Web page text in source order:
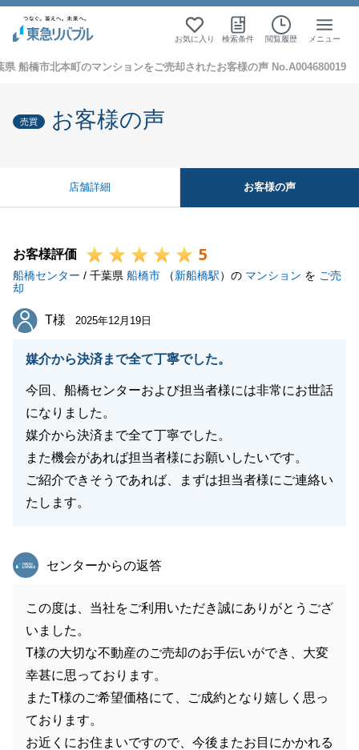
お気に入り 検索条件 閲覧履歴 メニュー
県 船橋市北本町のマンションをご売却されたお客様の声 No.A004680019
売買 お客様の声
店舗詳細 お客様の声
お客様評価 5
船橋センター / 千葉県 船橋市 （新船橋駅）の マンション を ご売
却
T様
T様 2025年12月19日
媒介から決済まで全て丁寧でした。
今回、船橋センターおよび担当者様には非常にお世話
になりました。
媒介から決済まで全て丁寧でした。
また機会があれば担当者様にお願いしたいです。
ご紹介できそうであれば、まずは担当者様にご連絡い
たします。
東急リバブル
センターからの返答
この度は、当社をご利用いただき誠にありがとうござ
いました。
T様の大切な不動産のご売却のお手伝いができ、大変
幸甚に思っております。
またT様のご希望価格にて、ご成約となり嬉しく思っ
ております。
お近くにお住まいですので、今後またお目にかかれる